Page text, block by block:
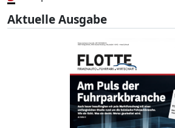
Aktuelle Ausgabe